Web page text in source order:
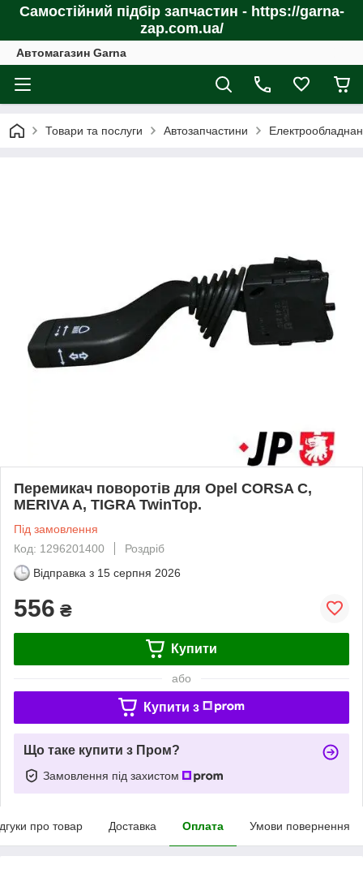
Самостійний підбір запчастин - https://garna-
zap.com.ua/
Автомагазин Garna
Товари та послуги Автозапчастини
Перемикач поворотів для Opel CORSA C,
MERIVA A, TIGRA TwinTop.
Під замовлення
Код: 1296201400
Роздріб
Відправка з 15 серпня 2026
556 ₴
Купити
або
Купити з
Що таке купити з Пром?
Замовлення під захистом
про товар Доставка Оплата Умови повернення